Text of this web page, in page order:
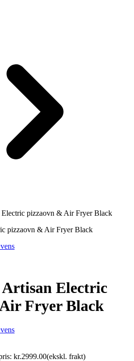
pizzaovn & Air Fryer Black
pizzaovn & Air Fryer Black
Electric
Fryer Black
: kr.2999.00(ekskl. frakt)